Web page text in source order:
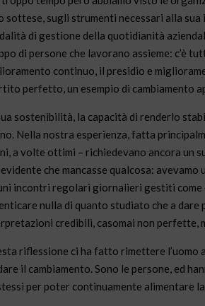
sottese, sugli strumenti necessari alla
di gestione della quotidianità
di persone che lavorano assieme: c’è
continuo, il presidio e
perfetto, un esempio di cambiamento
sostenibilità, la capacità di renderlo
Nella nostra esperienza, fatta
a volte ottimi – richiedevano ancora un
evidente che mancasse qualcosa:
incontri regolari giornalieri gestiti come
nulla di quanto studiato che a
credibili, casomai non perfette,
riflessione ci ha fatto rimettere
il cambiamento. Sono le persone, ed
per poter continuamente alimentare